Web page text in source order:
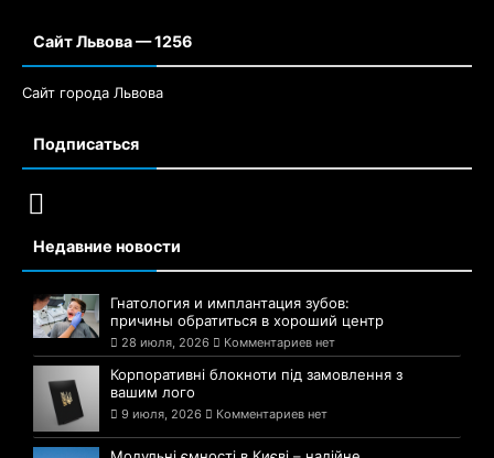
Сайт Львова — 1256
Сайт города Львова
Подписаться
Недавние новости
Гнатология и имплантация зубов:
причины обратиться в хороший центр
28 июля, 2026 Комментариев нет
Корпоративні блокноти під замовлення з
вашим лого
9 июля, 2026 Комментариев нет